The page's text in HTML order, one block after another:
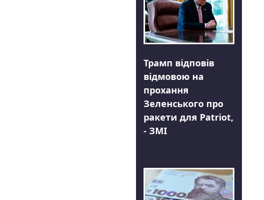
Трамп відповів
відмовою на
прохання
Зеленського про
ракети для Patriot,
- ЗМІ